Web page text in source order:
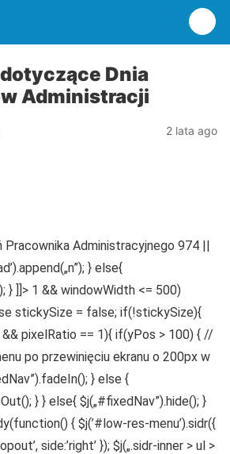
Dnia
Administracji
2 lata ago
Pracownika Administracyjnego 974 ||
} else{
} ]]> 1 && windowWidth <= 500)
stickySize = false; if(!stickySize){
pixelRatio == 1){ if(yPos > 100) { //
po przewinięciu ekranu o 200px w
} else {
} } else{ $j(„#fixedNav”).hide(); }
{ $j(’#low-res-menu’).sidr({
side:’right’ }); $j(„.sidr-inner > ul >